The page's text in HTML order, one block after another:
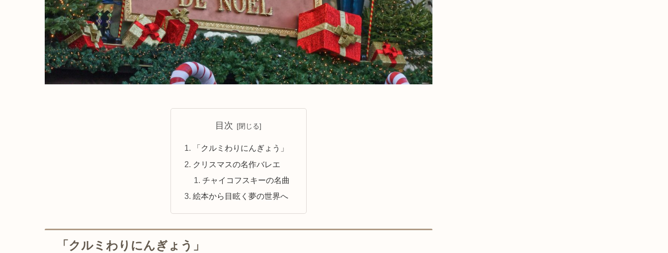
目次
「クルミわりにんぎょう」
クリスマスの名作バレエ
チャイコフスキーの名曲
絵本から目眩く夢の世界へ
「クルミわりにんぎょう」